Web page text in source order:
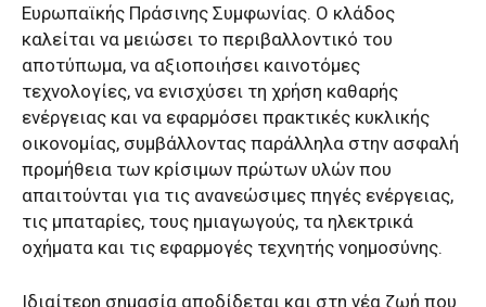
Ευρωπαϊκής Πράσινης Συμφωνίας. Ο κλάδος
καλείται να μειώσει το περιβαλλοντικό του
αποτύπωμα, να αξιοποιήσει καινοτόμες
τεχνολογίες, να ενισχύσει τη χρήση καθαρής
ενέργειας και να εφαρμόσει πρακτικές κυκλικής
οικονομίας, συμβάλλοντας παράλληλα στην ασφαλή
προμήθεια των κρίσιμων πρώτων υλών που
απαιτούνται για τις ανανεώσιμες πηγές ενέργειας,
τις μπαταρίες, τους ημιαγωγούς, τα ηλεκτρικά
οχήματα και τις εφαρμογές τεχνητής νοημοσύνης.
Ιδιαίτερη σημασία αποδίδεται και στη νέα ζωή που